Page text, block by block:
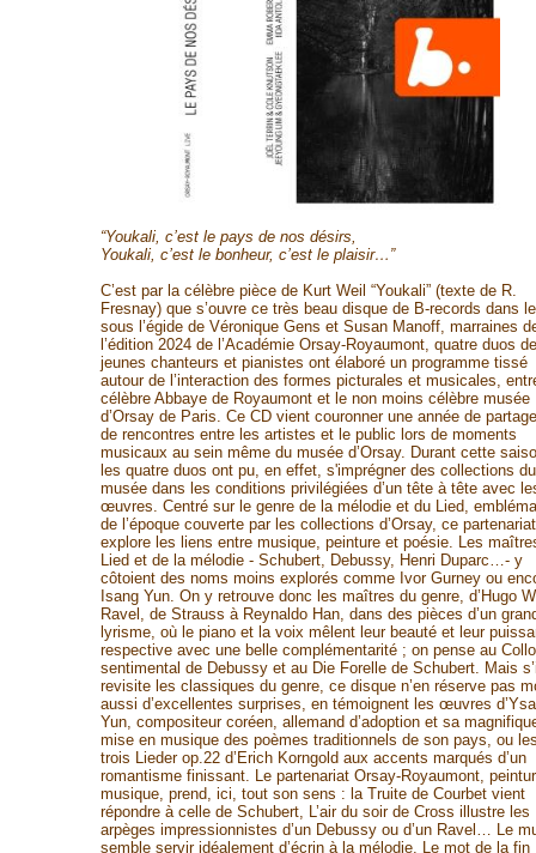
“Youkali, c’est le pays de nos désirs,
Youkali, c’est le bonheur, c’est le plaisir…”
C’est par la célèbre pièce de Kurt Weil “Youkali” (texte de R.
Fresnay) que s’ouvre ce très beau disque de B-records dans
sous l’égide de Véronique Gens et Susan Manoff, marraines
l’édition 2024 de l’Académie Orsay-Royaumont, quatre duos de
jeunes chanteurs et pianistes ont élaboré un programme tissé
autour de l’interaction des formes picturales et musicales,
célèbre Abbaye de Royaumont et le non moins célèbre musée
d’Orsay de Paris. Ce CD vient couronner une année de
de rencontres entre les artistes et le public lors de moments
musicaux au sein même du musée d’Orsay. Durant cette
les quatre duos ont pu, en effet, s'imprégner des collections du
musée dans les conditions privilégiées d’un tête à tête avec
œuvres. Centré sur le genre de la mélodie et du Lied,
de l’époque couverte par les collections d’Orsay, ce partenariat
explore les liens entre musique, peinture et poésie. Les
Lied et de la mélodie - Schubert, Debussy, Henri Duparc…- y
côtoient des noms moins explorés comme Ivor Gurney ou
Isang Yun. On y retrouve donc les maîtres du genre, d’Hugo
Ravel, de Strauss à Reynaldo Han, dans des pièces d’un
lyrisme, où le piano et la voix mêlent leur beauté et leur
respective avec une belle complémentarité ; on pense au
sentimental de Debussy et au Die Forelle de Schubert. Mais
revisite les classiques du genre, ce disque n’en réserve pas
aussi d’excellentes surprises, en témoignent les œuvres
Yun, compositeur coréen, allemand d’adoption et sa
mise en musique des poèmes traditionnels de son pays, ou
trois Lieder op.22 d’Erich Korngold aux accents marqués d’un
romantisme finissant. Le partenariat Orsay-Royaumont,
musique, prend, ici, tout son sens : la Truite de Courbet vient
répondre à celle de Schubert, L’air du soir de Cross illustre les
arpèges impressionnistes d’un Debussy ou d’un Ravel… Le
semble servir idéalement d’écrin à la mélodie. Le mot de la fin